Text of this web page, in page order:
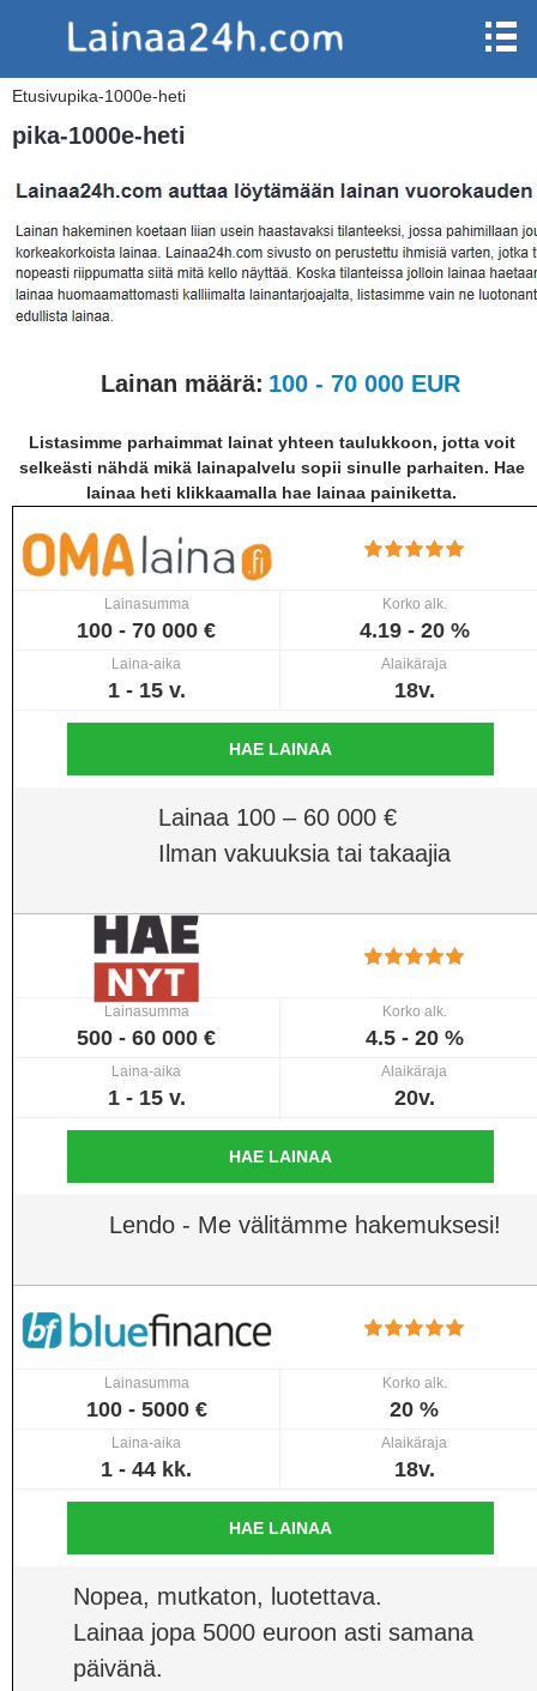
Etusivupika-1000e-heti
pika-1000e-heti
Lainan määrä: 100 - 70 000 EUR
Listasimme parhaimmat lainat yhteen taulukkoon, jotta voit
selkeästi nähdä mikä lainapalvelu sopii sinulle parhaiten. Hae
lainaa heti klikkaamalla hae lainaa painiketta.
Lainasumma
100 - 70 000 €
Korko alk.
4.19 - 20 %
Laina-aika
1 - 15 v.
Alaikäraja
18v.
HAE LAINAA
Lainaa 100 – 60 000 €
Ilman vakuuksia tai takaajia
Lainasumma
500 - 60 000 €
Korko alk.
4.5 - 20 %
Laina-aika
1 - 15 v.
Alaikäraja
20v.
HAE LAINAA
Lendo - Me välitämme hakemuksesi!
Lainasumma
100 - 5000 €
Korko alk.
20 %
Laina-aika
1 - 44 kk.
Alaikäraja
18v.
HAE LAINAA
Nopea, mutkaton, luotettava.
Lainaa jopa 5000 euroon asti samana
päivänä.